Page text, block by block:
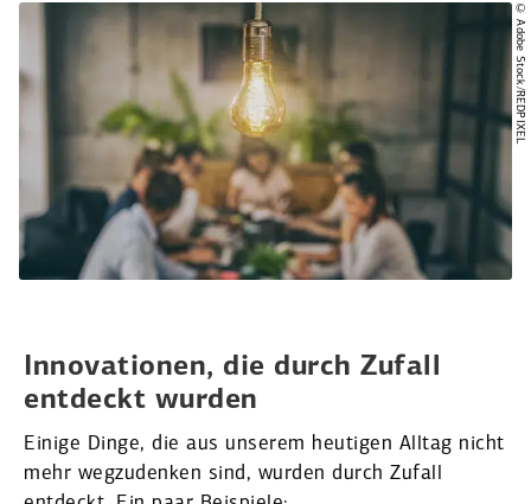
© Adobe Stock/REDPIXEL
Innova­tionen, die durch Zufall
entdeckt wurden
Einige Dinge, die aus unserem heutigen Alltag nicht
mehr wegzu­denken sind, wurden durch Zufall